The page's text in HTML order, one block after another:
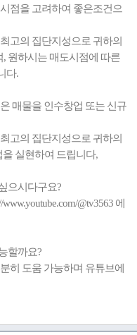
점을 고려하여 좋은조건으
고의 집단지성으로 귀하의
원하시는 매도시점에 따른
다.
매물을 인수창업 또는 신규
고의 집단지성으로 귀하의
실현하여 드립니다,
으시다구요?
@tv3563 에
할까요?
히 도움 가능하며 유튜브에